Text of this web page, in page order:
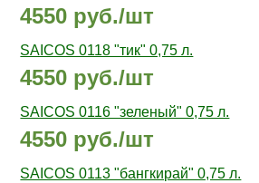
4550 руб./шт
SAICOS 0118 "тик" 0,75 л.
4550 руб./шт
SAICOS 0116 "зеленый" 0,75 л.
4550 руб./шт
SAICOS 0113 "бангкирай" 0,75 л.